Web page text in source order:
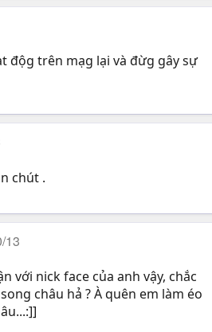
độg trên mạg lại và đừg gây sự
chút .
13
với nick face của anh vậy, chắc
châu hả ? À quên em làm éo